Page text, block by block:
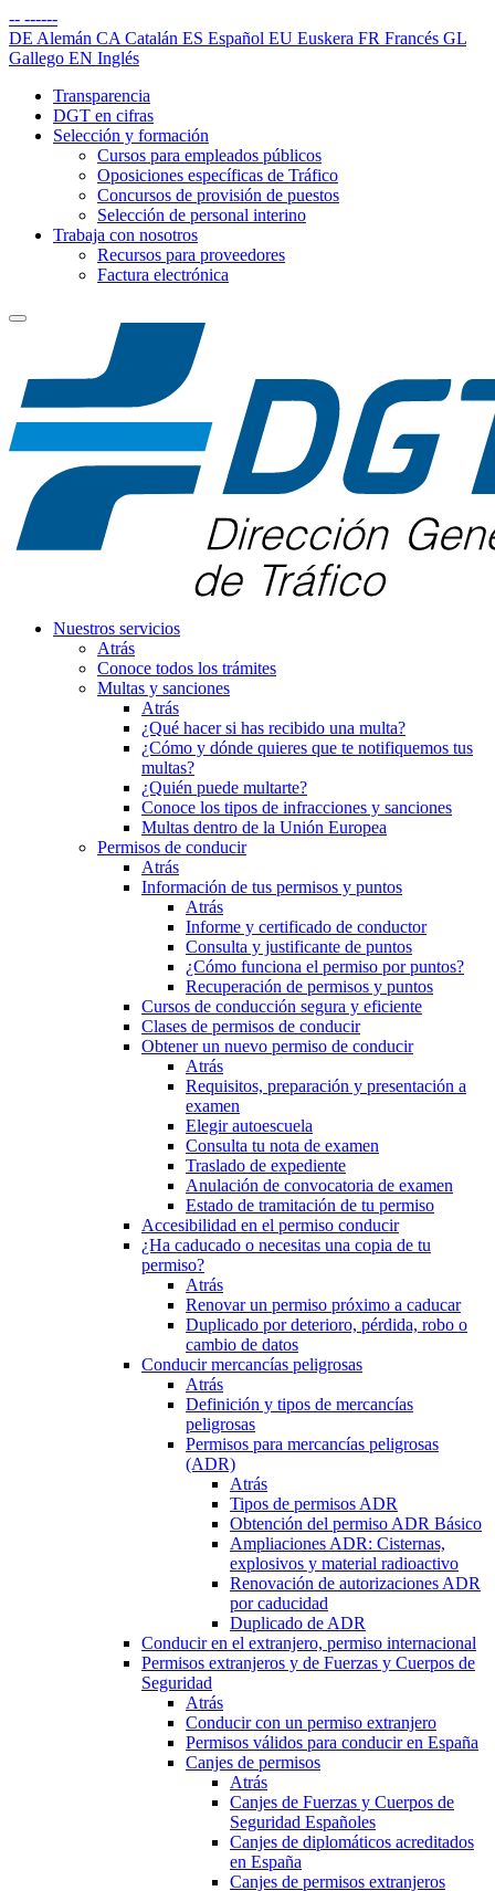
-- ------
DE Alemán CA Catalán ES Español EU Euskera FR Francés GL
Gallego EN Inglés
Transparencia
DGT en cifras
Selección y formación
Cursos para empleados públicos
Oposiciones específicas de Tráfico
Concursos de provisión de puestos
Selección de personal interino
Trabaja con nosotros
Recursos para proveedores
Factura electrónica
Nuestros servicios
Atrás
Conoce todos los trámites
Multas y sanciones
Atrás
¿Qué hacer si has recibido una multa?
¿Cómo y dónde quieres que te notifiquemos tus
multas?
¿Quién puede multarte?
Conoce los tipos de infracciones y sanciones
Multas dentro de la Unión Europea
Permisos de conducir
Atrás
Información de tus permisos y puntos
Atrás
Informe y certificado de conductor
Consulta y justificante de puntos
¿Cómo funciona el permiso por puntos?
Recuperación de permisos y puntos
Cursos de conducción segura y eficiente
Clases de permisos de conducir
Obtener un nuevo permiso de conducir
Atrás
Requisitos, preparación y presentación a
examen
Elegir autoescuela
Consulta tu nota de examen
Traslado de expediente
Anulación de convocatoria de examen
Estado de tramitación de tu permiso
Accesibilidad en el permiso conducir
¿Ha caducado o necesitas una copia de tu
permiso?
Atrás
Renovar un permiso próximo a caducar
Duplicado por deterioro, pérdida, robo o
cambio de datos
Conducir mercancías peligrosas
Atrás
Definición y tipos de mercancías
peligrosas
Permisos para mercancías peligrosas
(ADR)
Atrás
Tipos de permisos ADR
Obtención del permiso ADR Básico
Ampliaciones ADR: Cisternas,
explosivos y material radioactivo
Renovación de autorizaciones ADR
por caducidad
Duplicado de ADR
Conducir en el extranjero, permiso internacional
Permisos extranjeros y de Fuerzas y Cuerpos de
Seguridad
Atrás
Conducir con un permiso extranjero
Permisos válidos para conducir en España
Canjes de permisos
Atrás
Canjes de Fuerzas y Cuerpos de
Seguridad Españoles
Canjes de diplomáticos acreditados
en España
Canjes de permisos extranjeros